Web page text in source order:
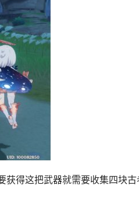
获得这把武器就需要收集四块古